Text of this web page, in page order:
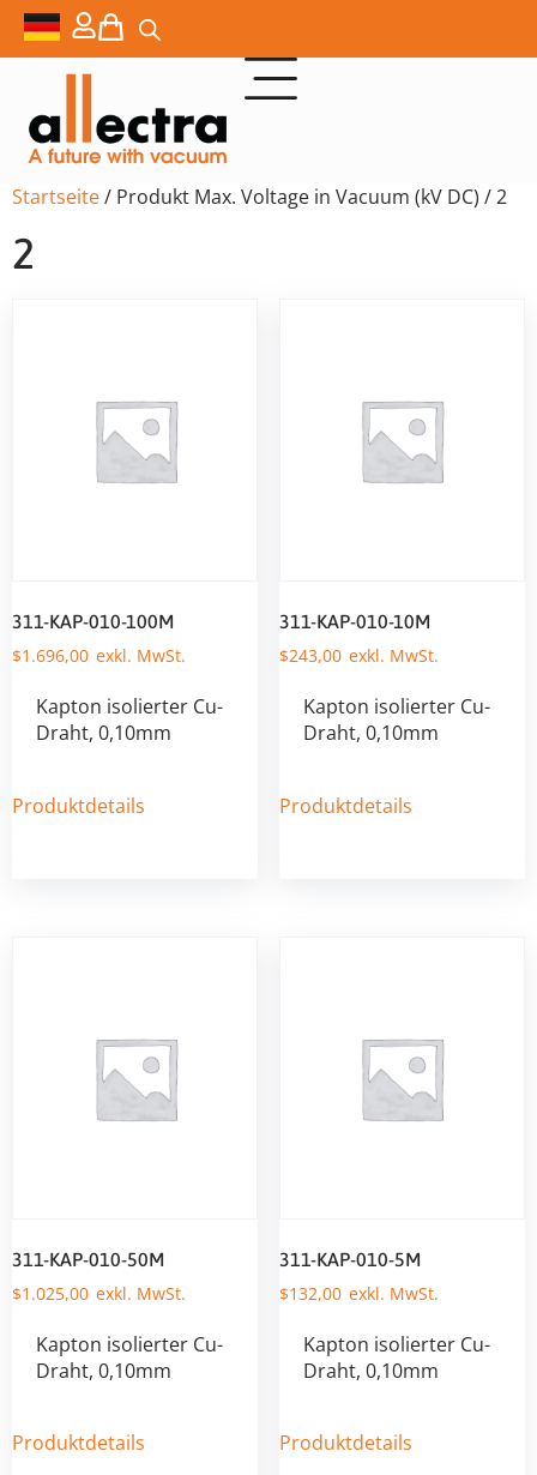
Startseite/ Produkt Max. Voltage in Vacuum (kV DC) / 2
2
311-KAP-010-100M
$1.696,00
Kapton isolierter Cu-
Draht, 0,10mm
Produktdetails
311-KAP-010-10M
$243,00
Kapton isolierter Cu-
Draht, 0,10mm
Produktdetails
311-KAP-010-50M
$1.025,00
Kapton isolierter Cu-
Draht, 0,10mm
Produktdetails
311-KAP-010-5M
$132,00
Kapton isolierter Cu-
Draht, 0,10mm
Produktdetails